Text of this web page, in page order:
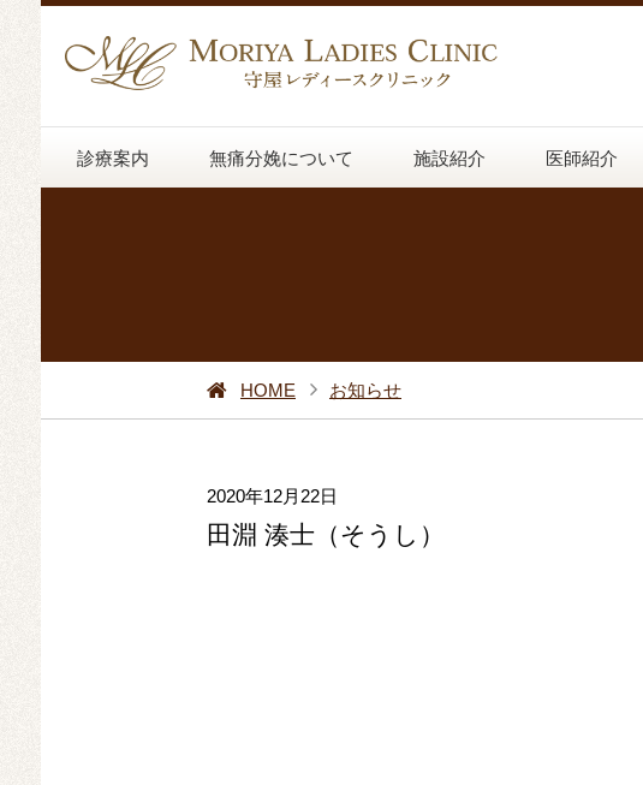
診療案内 無痛分娩について 施設紹介 医師紹介
HOME お知らせ
2020年12月22日
田淵 湊士（そうし）